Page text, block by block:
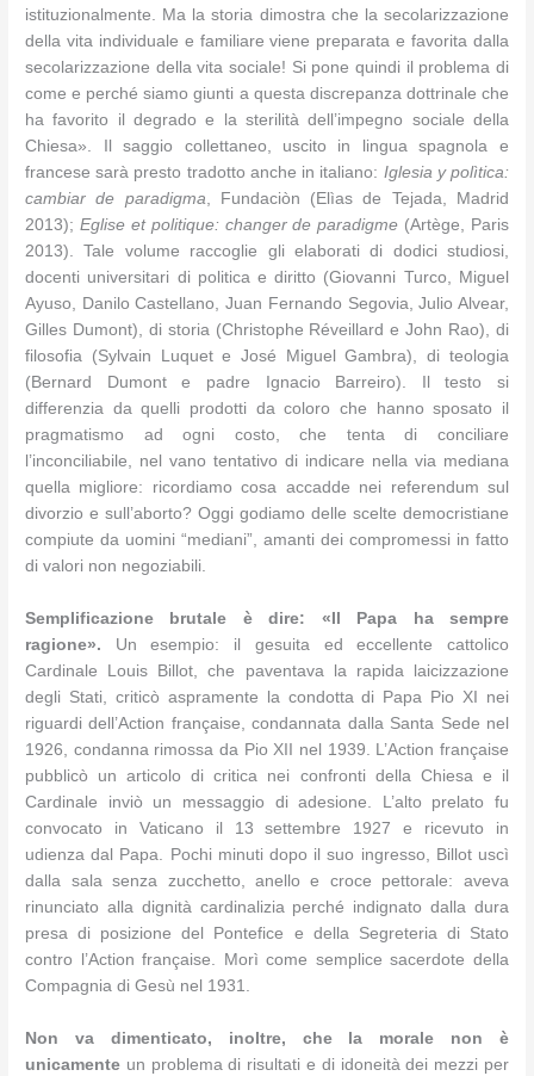
istituzionalmente. Ma la storia dimostra che la secolarizzazione
della vita individuale e familiare viene preparata e favorita dalla
secolarizzazione della vita sociale! Si pone quindi il problema di
come e perché siamo giunti a questa discrepanza dottrinale che
ha favorito il degrado e la sterilità dell’impegno sociale della
Chiesa». Il saggio collettaneo, uscito in lingua spagnola e
francese sarà presto tradotto anche in italiano: Iglesia y polìtica:
cambiar de paradigma, Fundaciòn (Elìas de Tejada, Madrid
2013); Eglise et politique: changer de paradigme (Artège, Paris
2013). Tale volume raccoglie gli elaborati di dodici studiosi,
docenti universitari di politica e diritto (Giovanni Turco, Miguel
Ayuso, Danilo Castellano, Juan Fernando Segovia, Julio Alvear,
Gilles Dumont), di storia (Christophe Réveillard e John Rao), di
filosofia (Sylvain Luquet e José Miguel Gambra), di teologia
(Bernard Dumont e padre Ignacio Barreiro). Il testo si
differenzia da quelli prodotti da coloro che hanno sposato il
pragmatismo ad ogni costo, che tenta di conciliare
l’inconciliabile, nel vano tentativo di indicare nella via mediana
quella migliore: ricordiamo cosa accadde nei referendum sul
divorzio e sull’aborto? Oggi godiamo delle scelte democristiane
compiute da uomini “mediani”, amanti dei compromessi in fatto
di valori non negoziabili.
Semplificazione brutale è dire: «Il Papa ha sempre
ragione». Un esempio: il gesuita ed eccellente cattolico
Cardinale Louis Billot, che paventava la rapida laicizzazione
degli Stati, criticò aspramente la condotta di Papa Pio XI nei
riguardi dell’Action française, condannata dalla Santa Sede nel
1926, condanna rimossa da Pio XII nel 1939. L’Action française
pubblicò un articolo di critica nei confronti della Chiesa e il
Cardinale inviò un messaggio di adesione. L’alto prelato fu
convocato in Vaticano il 13 settembre 1927 e ricevuto in
udienza dal Papa. Pochi minuti dopo il suo ingresso, Billot uscì
dalla sala senza zucchetto, anello e croce pettorale: aveva
rinunciato alla dignità cardinalizia perché indignato dalla dura
presa di posizione del Pontefice e della Segreteria di Stato
contro l’Action française. Morì come semplice sacerdote della
Compagnia di Gesù nel 1931.
Non va dimenticato, inoltre, che la morale non è
unicamente un problema di risultati e di idoneità dei mezzi per